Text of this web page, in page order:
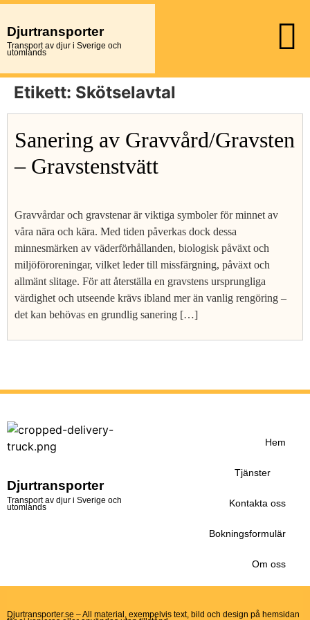
Djurtransporter
Transport av djur i Sverige och
utomlands
Etikett: Skötselavtal
Sanering av Gravvård/Gravsten
– Gravstenstvätt
Gravvårdar och gravstenar är viktiga symboler för minnet av
våra nära och kära. Med tiden påverkas dock dessa
minnesmärken av väderförhållanden, biologisk påväxt och
miljöföroreningar, vilket leder till missfärgning, påväxt och
allmänt slitage. För att återställa en gravstens ursprungliga
värdighet och utseende krävs ibland mer än vanlig rengöring –
det kan behövas en grundlig sanering […]
Djurtransporter
Transport av djur i Sverige och
utomlands
Hem
Tjänster
Kontakta oss
Bokningsformulär
Om oss
Djurtransporter.se – All material, exempelvis text, bild och design på hemsidan